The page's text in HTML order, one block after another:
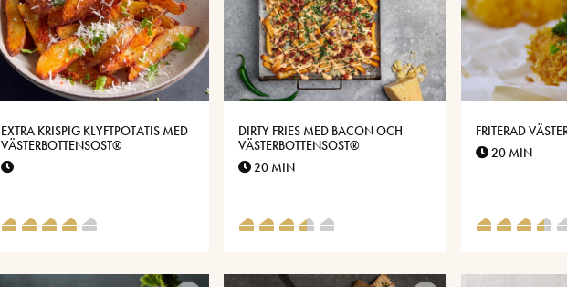
EXTRA KRISPIG KLYFTPOTATIS MED
VÄSTERBOTTENSOST®
DIRTY FRIES MED BACON OCH
VÄSTERBOTTENSOST®
20 MIN
FRITERAD
20 MIN